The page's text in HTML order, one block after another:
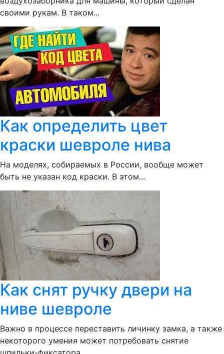
своими рукам. В таком...
Как определить цвет
краски шевроле нива
На моделях, собираемых в России, вообще может
быть не указан код краски. В этом...
Как снят ручку двери на
ниве шевроле
Важно в процессе переставить личинку замка, а также
некоторого умения может потребовать снятие